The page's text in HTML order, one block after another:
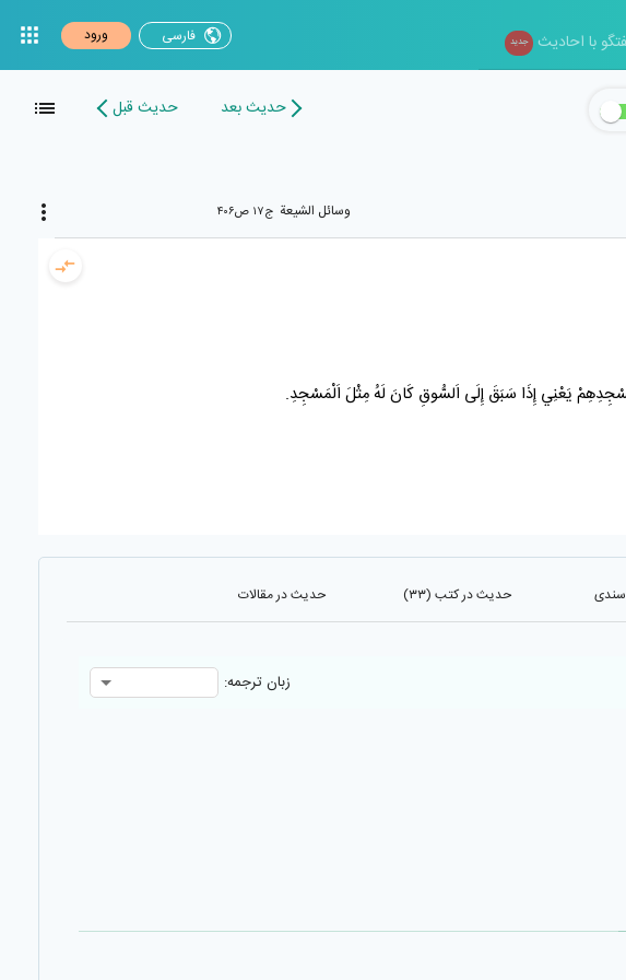
با احادیث جدید فارسی ورود
حدیث بعد حدیث قبل
وسائل الشیعة ج۱۷ ص۴۰۶
يَعْنِي إِذَا سَبَقَ إِلَى اَلسُّوقِ كَانَ لَهُ مِثْلَ اَلْمَسْجِدِ.
سندی حدیث در کتب (۳۳) حدیث در مقالات
زبان ترجمه: